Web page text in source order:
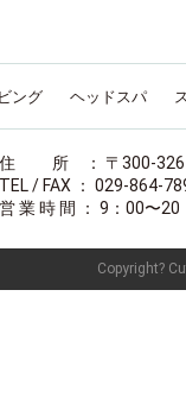
ング ヘッドスパ
住 所 ： 〒300-3261
TEL / FAX ： 029-864-
営 業 時 間 ： 9：00〜
Copyright?